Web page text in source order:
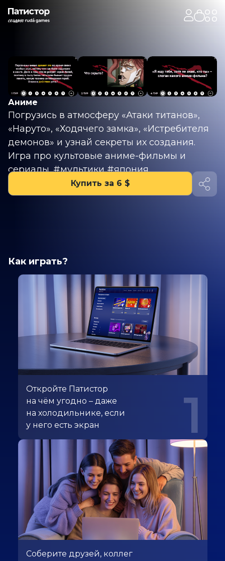
Аниме
Погрузись в атмосферу «Атаки титанов»,
«Наруто», «Ходячего замка», «Истребителя
демонов» и узнай секреты их создания.
Игра про культовые аниме-фильмы и
сериалы. #мультики #япония
Купить за 6 $
Как играть?
Откройте Патистор
на чём угодно – даже
на холодильнике, если
у него есть экран
1
Соберите друзей, коллег